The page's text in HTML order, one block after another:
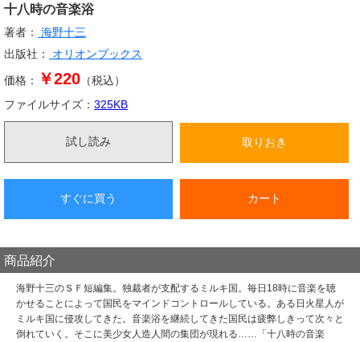
十八時の音楽浴
著者：
海野十三
出版社：
オリオンブックス
価格： ￥220 （税込）
ファイルサイズ： 325KB
試し読み 取りおき
すぐに買う カート
商品紹介
海野十三のＳＦ短編集。独裁者が支配するミルキ国。毎日18時に音楽を聴
かせることによって国民をマインドコントロールしている。ある日火星人が
ミルキ国に侵攻してきた。音楽浴を継続してきた国民は疲弊しきって次々と
倒れていく。そこに美少女人造人間の集団が現れる……「十八時の音楽